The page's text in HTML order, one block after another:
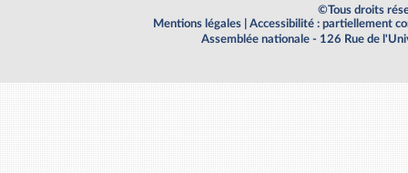
©Tous droits
Mentions légales
Accessibilité : partiellement
Assemblée nationale - 126 Rue de